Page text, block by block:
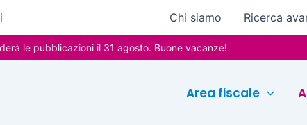
Chi siamo Ricerca
pubblicazioni il 31 agosto. Buone vacanze!
Area fiscale